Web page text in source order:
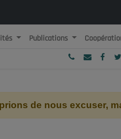
Algérienne
Publications
de nous excuser,